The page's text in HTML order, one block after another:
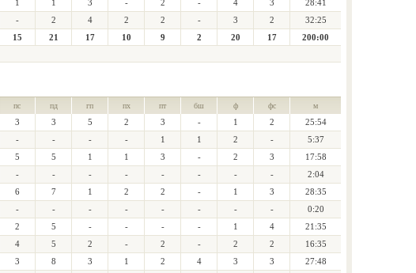
1 1 3 - 2 - 4 3
28:41
- 2 4 2 2 - 3 2
32:25
15 21 17 10 9 2 20 17
200:00
пс пд гп пх пт бш ф фс м
3 3 5 2 3 - 1 2
25:54
- - - - 1 1 2 -
5:37
5 5 1 1 3 - 2 3
17:58
- - - - - - - -
2:04
6 7 1 2 2 - 1 3
28:35
- - - - - - - -
0:20
2 5 - - - - 1 4
21:35
4 5 2 - 2 - 2 2
16:35
3 8 3 1 2 4 3 3
27:48